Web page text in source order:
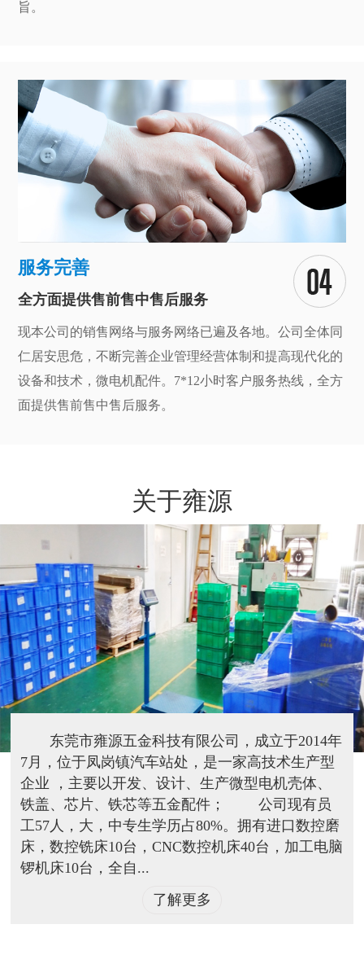
旨。
服务完善
全方面提供售前售中售后服务
现本公司的销售网络与服务网络已遍及各地。公司全体同
仁居安思危，不断完善企业管理经营体制和提高现代化的
设备和技术，微电机配件。7*12小时客户服务热线，全方
面提供售前售中售后服务。
关于雍源
东莞市雍源五金科技有限公司，成立于2014年
7月，位于凤岗镇汽车站处，是一家高技术生产型
企业 ，主要以开发、设计、生产微型电机壳体、
铁盖、芯片、铁芯等五金配件； 公司现有员
工57人，大，中专生学历占80%。拥有进口数控磨
床，数控铣床10台，CNC数控机床40台，加工电脑
锣机床10台，全自...
了解更多